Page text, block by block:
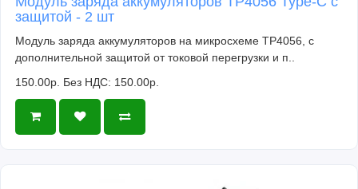
защитой - 2 шт
Модуль заряда аккумуляторов на микросхеме TP4056, с
дополнительной защитой от токовой перегрузки и п..
150.00р. Без НДС: 150.00р.